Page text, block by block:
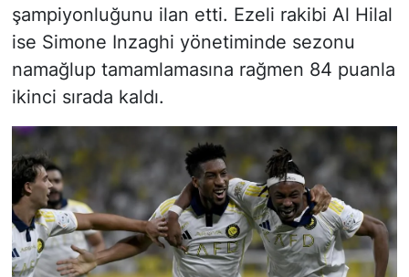
şampiyonluğunu ilan etti. Ezeli rakibi Al Hilal
ise Simone Inzaghi yönetiminde sezonu
namağlup tamamlamasına rağmen 84 puanla
ikinci sırada kaldı.